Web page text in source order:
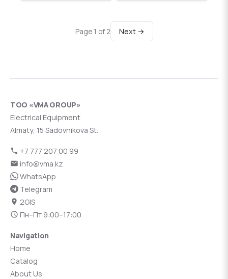
Page 1 of 2 Next →
ТОО «VMA GROUP»
Electrical Equipment
Almaty, 15 Sadovnikova St.
+7 777 207 00 99
info@vma.kz
WhatsApp
Telegram
2GIS
Пн–Пт 9:00–17:00
Navigation
Home
Catalog
About Us